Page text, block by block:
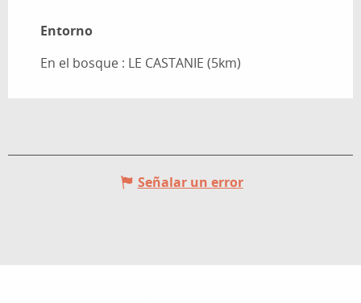
Entorno
Entorno
En el bosque : LE CASTANIE (5km)
Señalar un error